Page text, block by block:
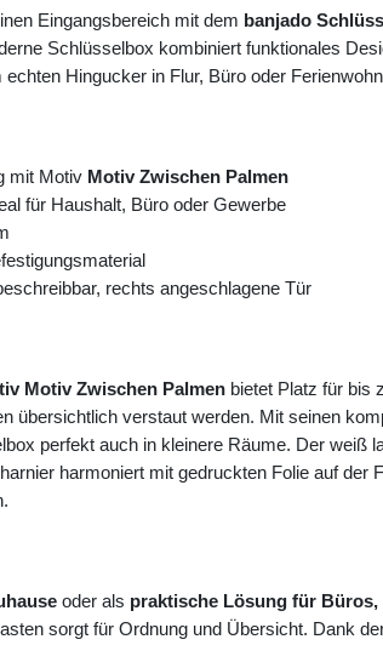
Eingangsbereich mit dem banjado
Schlüsselbox kombiniert funktionales
Hingucker in Flur, Büro oder
mit Motiv Motiv Zwischen Palmen
für Haushalt, Büro oder Gewerbe
rechts angeschlagene Tür
Motiv Zwischen Palmen bietet Platz für bis
übersichtlich verstaut werden. Mit seinen
perfekt auch in kleinere Räume. Der weiß
harmoniert mit gedruckten Folie auf der
oder als praktische Lösung für Büros,
sorgt für Ordnung und Übersicht. Dank